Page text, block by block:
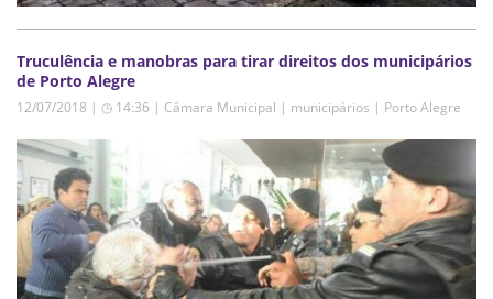
Truculência e manobras para tirar direitos dos municipários
de Porto Alegre
12/07/2018 | ◷ 14:36 | Câmara Municipal | municipários | Porto Alegre